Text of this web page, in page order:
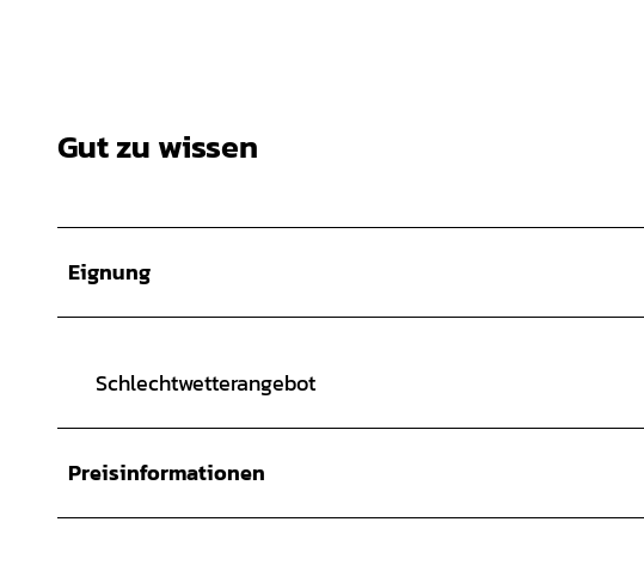
Gut zu wissen
Eignung
Schlechtwetterangebot
Preisinformationen